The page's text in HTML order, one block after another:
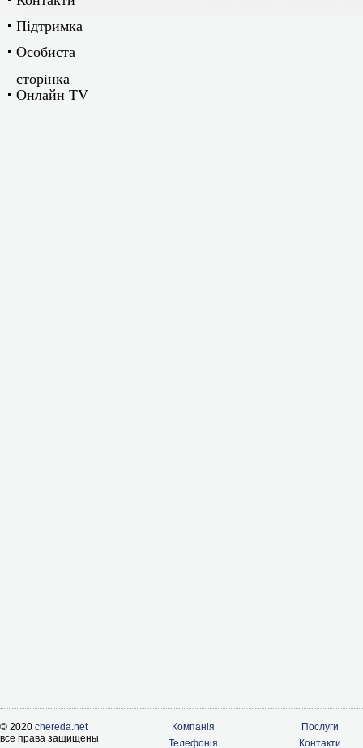
Підтримка
Особиста
сторiнка
Онлайн TV
© 2020 chereda.net
все права защищены
Компанія
Послуги
Телефонія
Контакти